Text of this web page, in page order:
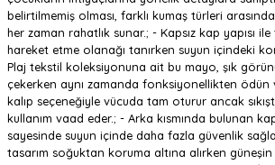
belirtilmemiş olması, farklı kumaş türleri
her zaman rahatlık sunar.; - Kapsız kap yapısı
hareket etme olanağı tanırken suyun içindeki
Plaj tekstil koleksiyonuna ait bu mayo, şık
çekerken aynı zamanda fonksiyonellikten ödün
kalıp seçeneğiyle vücuda tam oturur ancak
kullanım vaad eder.; - Arka kısmında bulunan
sayesinde suyun içinde daha fazla güvenlik
tasarım soğuktan koruma altına alırken güneşin